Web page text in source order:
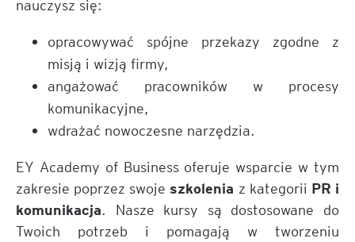
nauczysz się:
opracowywać spójne przekazy zgodne z
misją i wizją firmy,
angażować pracowników w procesy
komunikacyjne,
wdrażać nowoczesne narzędzia.
EY Academy of Business oferuje wsparcie w tym
zakresie poprzez swoje szkolenia z kategorii PR i
komunikacja. Nasze kursy są dostosowane do
Twoich potrzeb i pomagają w tworzeniu